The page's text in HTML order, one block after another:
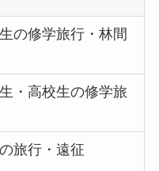
の修学旅行・林間
・高校生の修学旅
旅行・遠征